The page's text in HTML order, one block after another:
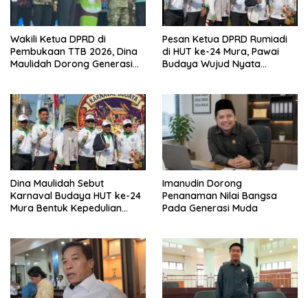
Wakili Ketua DPRD di
Pembukaan TTB 2026, Dina
Maulidah Dorong Generasi
Pesan Ketua DPRD Rumiadi
di HUT ke-24 Mura, Pawai
Budaya Wujud Nyata
Dina Maulidah Sebut
Karnaval Budaya HUT ke-24
Mura Bentuk Kepedulian
Imanudin Dorong
Penanaman Nilai Bangsa
Pada Generasi Muda